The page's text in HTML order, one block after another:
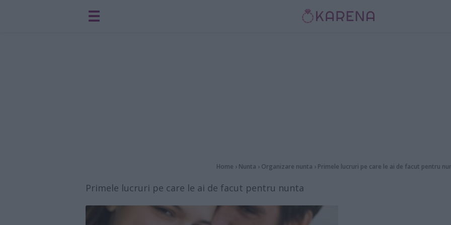
Home › Nunta › Organizare nunta › Primele lucruri pe care le ai de facut pentru
Primele lucruri pe care le ai de facut pentru nunta